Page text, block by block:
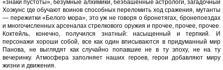
«знаки пустоты», безумные алхимики, безбашенные астрологи, загадочный
Хоэкунс где обучают воинов способных переломить ход сражения, мутанты
— пережитки «Белого мора», это уж не говоря о бронетягах, бронепоездах
и многочисленных арсеналах стрелкового оружия и прочее, прочее, прочее.
Коктейль, конечно, получился знатный: насыщенный и терпкий. И
персонажи хороши собой, все как один вписываются в придуманный мир
Панова, не выглядят как случайно попавшие не в ту эпоху, не на ту
вечеринку. Атмосфера заполняет наших героев, герои добавляют миру
жизни и движения.